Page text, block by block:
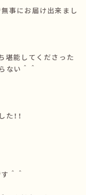
事にお届け出来まし
堪能してくださった
ない＾＾
！！
＾＾